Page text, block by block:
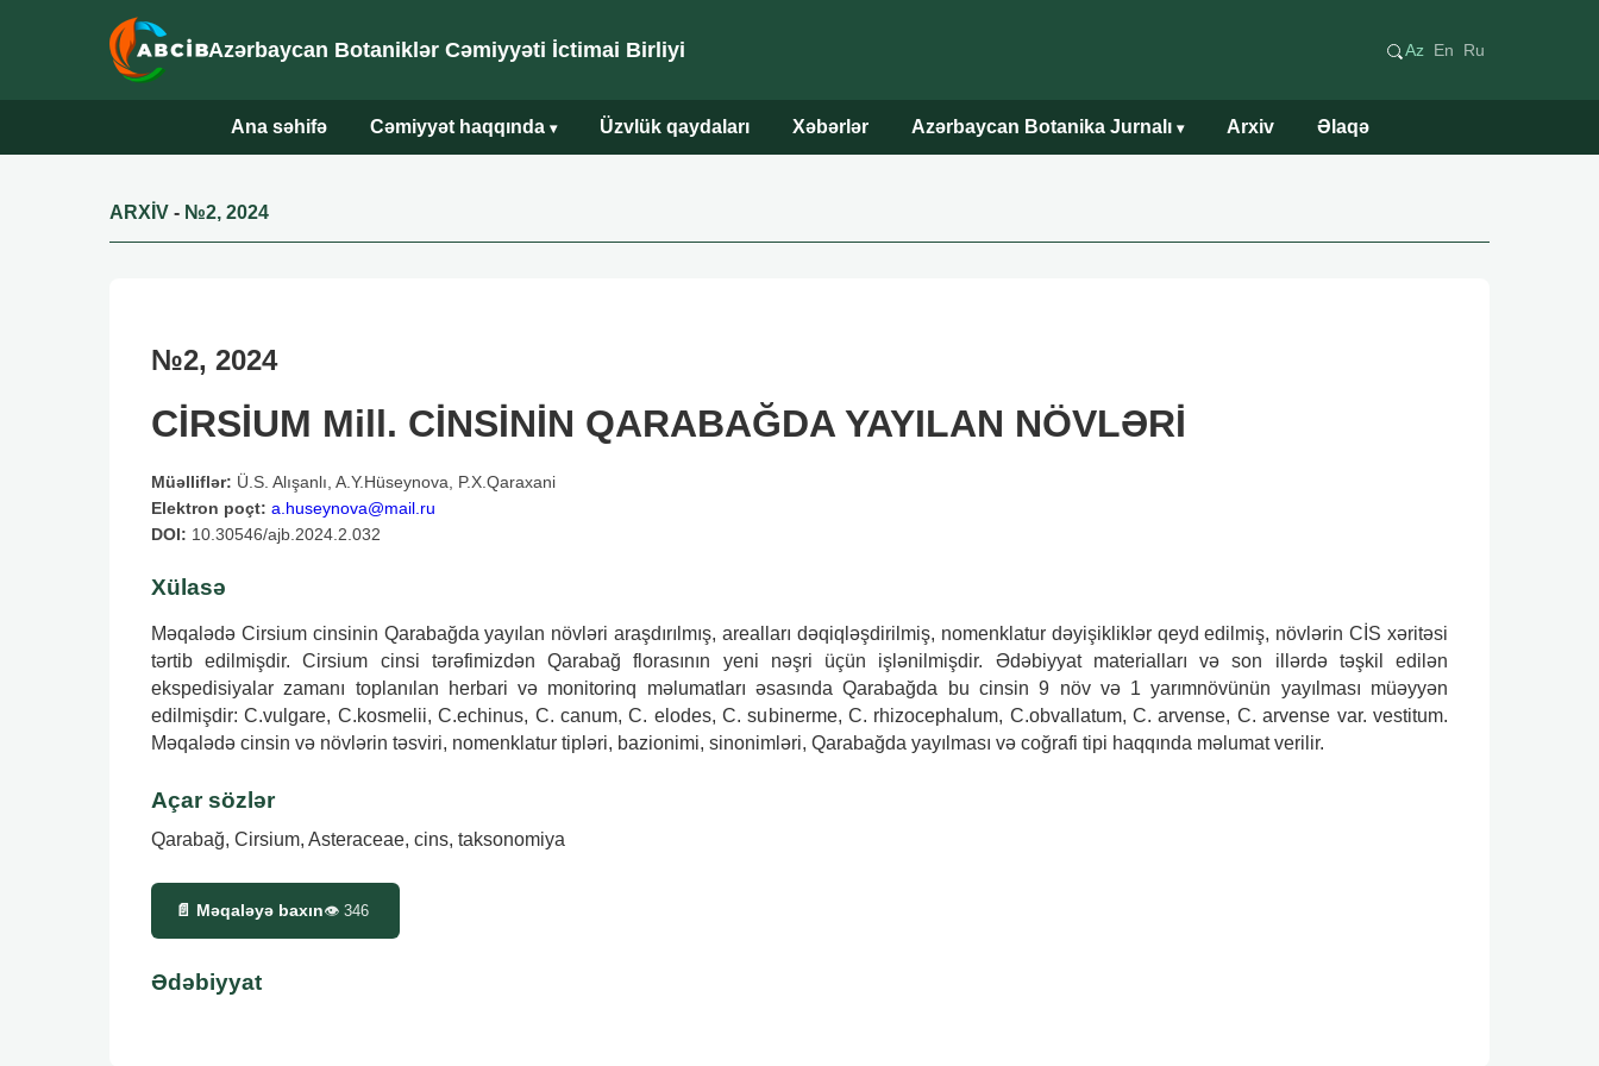
Azərbaycan Botaniklər Cəmiyyəti İctimai Birliyi Az En Ru
Ana səhifə Cəmiyyət haqqında ▾ Üzvlük qaydaları Xəbərlər Azərbaycan Botanika Jurnalı ▾ Arxiv Əlaqə
ARXİV - №2, 2024
№2, 2024
CİRSİUM Mill. CİNSİNİN QARABAĞDA YAYILAN NÖVLƏRİ
Müəlliflər: Ü.S. Alışanlı, A.Y.Hüseynova, P.X.Qaraxani
Elektron poçt: a.huseynova@mail.ru
DOI: 10.30546/ajb.2024.2.032
Xülasə
Məqalədə Cirsium cinsinin Qarabağda yayılan növləri araşdırılmış, arealları dəqiqləşdirilmiş, nomenklatur dəyişikliklər qeyd edilmiş, növlərin CİS xəritəsi
tərtib edilmişdir. Cirsium cinsi tərəfimizdən Qarabağ florasının yeni nəşri üçün işlənilmişdir. Ədəbiyyat materialları və son illərdə təşkil edilən
ekspedisiyalar zamanı toplanılan herbari və monitorinq məlumatları əsasında Qarabağda bu cinsin 9 növ və 1 yarımnövünün yayılması müəyyən
edilmişdir: C.vulgare, C.kosmelii, C.echinus, C. canum, C. elodes, C. subinerme, C. rhizocephalum, C.obvallatum, C. arvense, C. arvense var. vestitum.
Məqalədə cinsin və növlərin təsviri, nomenklatur tipləri, bazionimi, sinonimləri, Qarabağda yayılması və coğrafi tipi haqqında məlumat verilir.
Açar sözlər
Qarabağ, Cirsium, Asteraceae, cins, taksonomiya
📄 Məqaləyə baxın👁 346
Ədəbiyyat